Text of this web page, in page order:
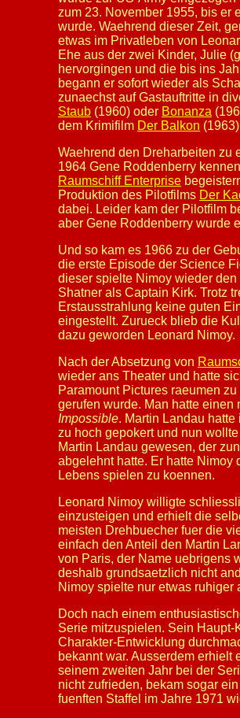
zum 23. November 1955, bis er
wurde. Waehrend dieser Zeit,
etwas im Privatleben von
Ehe aus der zwei Kinder, Julie
hervorgingen und die bis ins
begann er sofort wieder als
zunaechst auf Gastauftritte in
Staub (1960) oder Bonanza
dem Krimifilm Der Balkon
Waehrend den Dreharbeiten zu
1964 Gene Roddenberry
Raumschiff Enterprise
Produktion des Pilotfilms Der
dabei. Leider kam der Pilotfilm
aber Gene Roddenberry wurde
Und so kam es 1966 zu der
die erste Episode der Science
dieser spielte Nimoy wieder
Shatner als Captain Kirk. Trotz
Erstausstrahlung keine guten
eingestellt. Zurueck blieb die
dazu geworden Leonard Nimoy.
Nach der Absetzung von
wieder ans Theater und hatte
Paramount Pictures raeumen
gerufen wurde. Man hatte einen
Impossible. Martin Landau
zu hoch gepokert und nun
Martin Landau gewesen, der
abgelehnt hatte. Er hatte Nimoy
Lebens spielen zu koennen.
Leonard Nimoy willigte
einzusteigen und erhielt die
meisten Drehbuecher fuer die
einfach den Anteil den Martin
von Paris, der Name uebrigens
deshalb grundsaetzlich nicht
Nimoy spielte nur etwas ruhiger
Doch nach einem
Serie mitzuspielen. Sein
Charakter-Entwicklung
bekannt war. Ausserdem
seinem zweiten Jahr bei der
nicht zufrieden, bekam sogar
fuenften Staffel im Jahre 1971